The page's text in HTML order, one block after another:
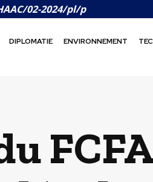
02-2024/pl/p
DIPLOMATIE ENVIRONNEMENT
FCFA